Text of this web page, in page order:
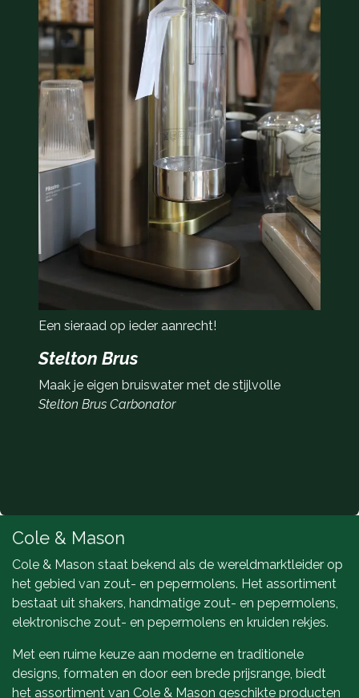
Een sieraad op ieder aanrecht!
Stelton Brus
Maak je eigen bruiswater met de stijlvolle
Stelton Brus Carbonator
Cole & Mason
Cole & Mason staat bekend als de wereldmarktleider op
het gebied van zout- en pepermolens. Het assortiment
bestaat uit shakers, handmatige zout- en pepermolens,
elektronische zout- en pepermolens en kruiden rekjes.
Met een ruime keuze aan moderne en traditionele
designs, formaten en door een brede prijsrange, biedt
het assortiment van Cole & Mason geschikte producten